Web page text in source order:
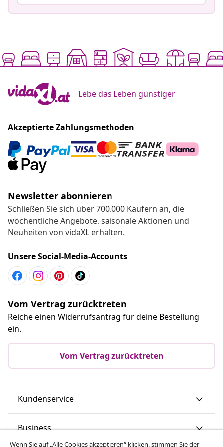
Lebe das Leben günstiger
Akzeptierte Zahlungsmethoden
Newsletter abonnieren
Schließen Sie sich über 700.000 Käufern an, die
wöchentliche Angebote, saisonale Aktionen und
Neuheiten von vidaXL erhalten.
Unsere Social-Media-Accounts
Vom Vertrag zurücktreten
Reiche einen Widerrufsantrag für deine Bestellung
ein.
Vom Vertrag zurücktreten
Kundenservice
Business
Wenn Sie auf „Alle Cookies akzeptieren“ klicken, stimmen Sie der